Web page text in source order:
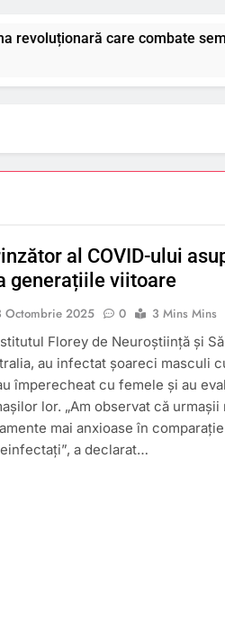
care combate semnele de
al COVID-ului
generațiile viitoare
Octombrie 2025 0
3 Mins Mins
Florey de Neuroștiință și
au infectat șoareci masculi
împerecheat cu femele și au
lor. „Am observat că urmașii
mai anxioase în
a declarat…